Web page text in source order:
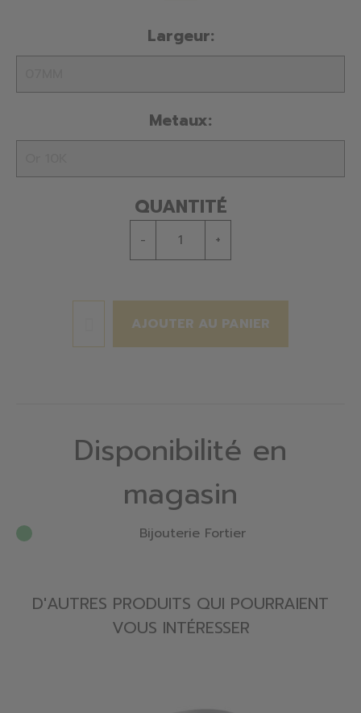
Largeur:
Metaux:
QUANTITÉ
- +
AJOUTER AU PANIER
Disponibilité en
magasin
Bijouterie Fortier
D'AUTRES PRODUITS QUI POURRAIENT
VOUS INTÉRESSER